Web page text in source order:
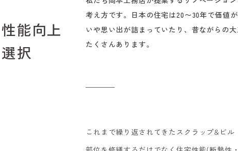
能向上
択
考え方です。日本の住宅は20〜30年で価値
いや思い出が詰まっていたり、昔ながらの
たくさんあります。
これまで繰り返されてきたスクラップ&ビ